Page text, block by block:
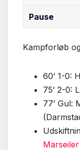
Pause
Kampforløb
60’ 1-0:
75’ 2-0:
77’ Gul:
Marseiler